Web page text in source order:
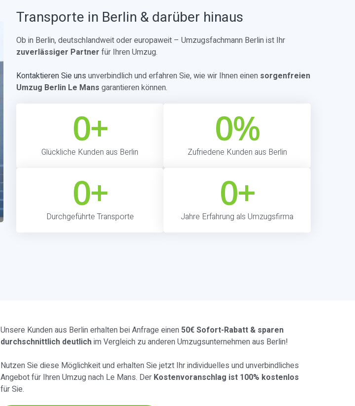
Transporte in Berlin & darüber hinaus
Ob in Berlin, deutschlandweit oder europaweit – Umzugsfachmann Berlin ist Ihr
zuverlässiger Partner für Ihren Umzug.
Kontaktieren Sie uns unverbindlich und erfahren Sie, wie wir Ihnen einen sorgenfreien
Umzug Berlin Le Mans garantieren können.
Glückliche Kunden aus Berlin
0+
Zufriedene Kunden aus Berlin
0%
Durchgeführte Transporte
0+
Jahre Erfahrung als Umzugsfirma
0+
Unsere Kunden aus Berlin erhalten bei Anfrage einen50€ Sofort-Rabatt & sparen
durchschnittlich deutlichim Vergleich zu anderen Umzugsunternehmen aus Berlin!
Nutzen Sie diese Möglichkeit und erhalten Sie jetzt Ihr individuelles und unverbindliches
Angebot für Ihren Umzug nach Le Mans. Der Kostenvoranschlag ist 100% kostenlos
für Sie.